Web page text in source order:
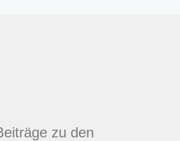
zu den